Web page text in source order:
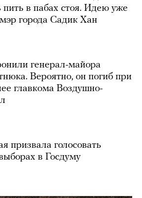
пить в пабах стоя. Идею уже
города Садик Хан
генерал-майора
Вероятно, он погиб при
главкома Воздушно-
призвала голосовать
в Госдуму